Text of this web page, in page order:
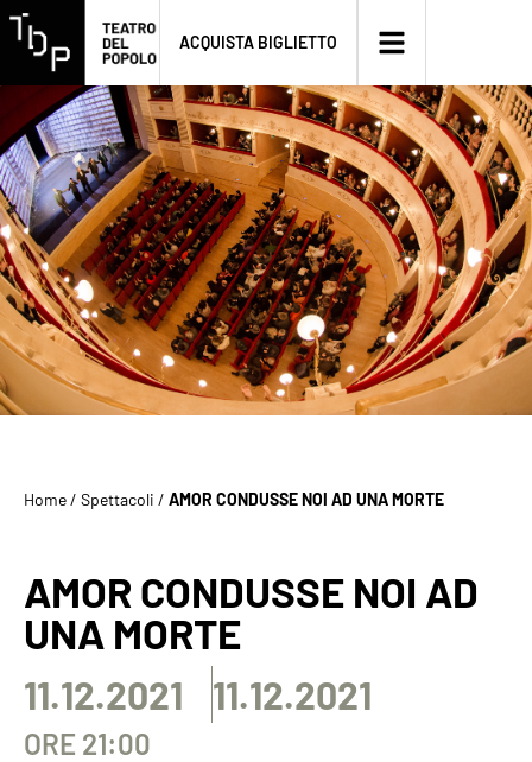
ACQUISTA BIGLIETTO
Home/ Spettacoli / AMOR CONDUSSE NOI AD UNA MORTE
AMOR CONDUSSE NOI AD
UNA MORTE
11.12.2021 11.12.2021
ORE 21:00